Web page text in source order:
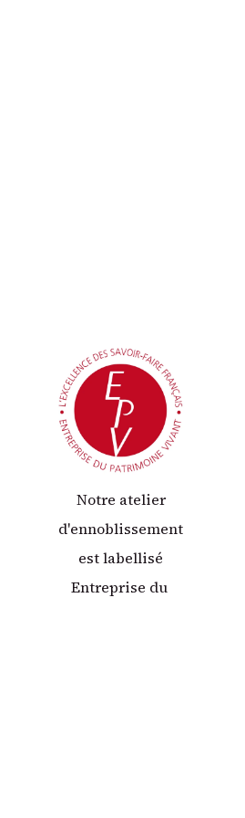
Notre atelier
d'ennoblissement
est labellisé
Entreprise du